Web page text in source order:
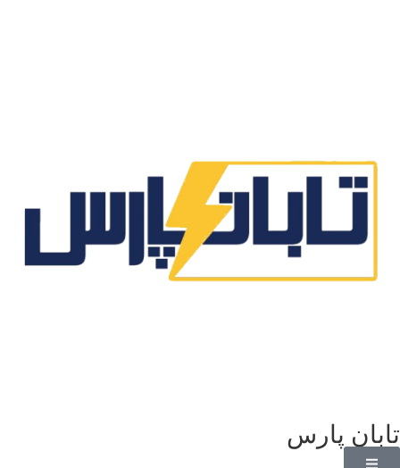
تابان پارس